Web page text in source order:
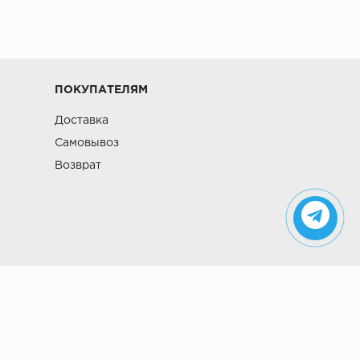
ПОКУПАТЕЛЯМ
Доставка
Самовывоз
Возврат